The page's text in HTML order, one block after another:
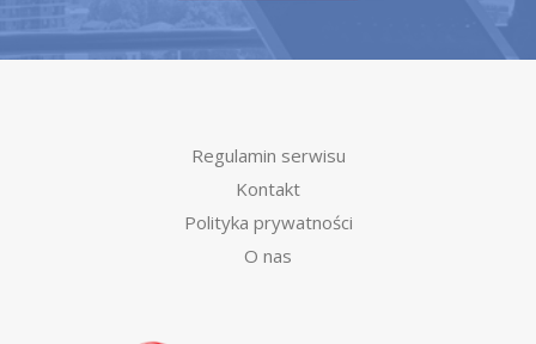
Regulamin serwisu
Kontakt
Polityka prywatności
O nas